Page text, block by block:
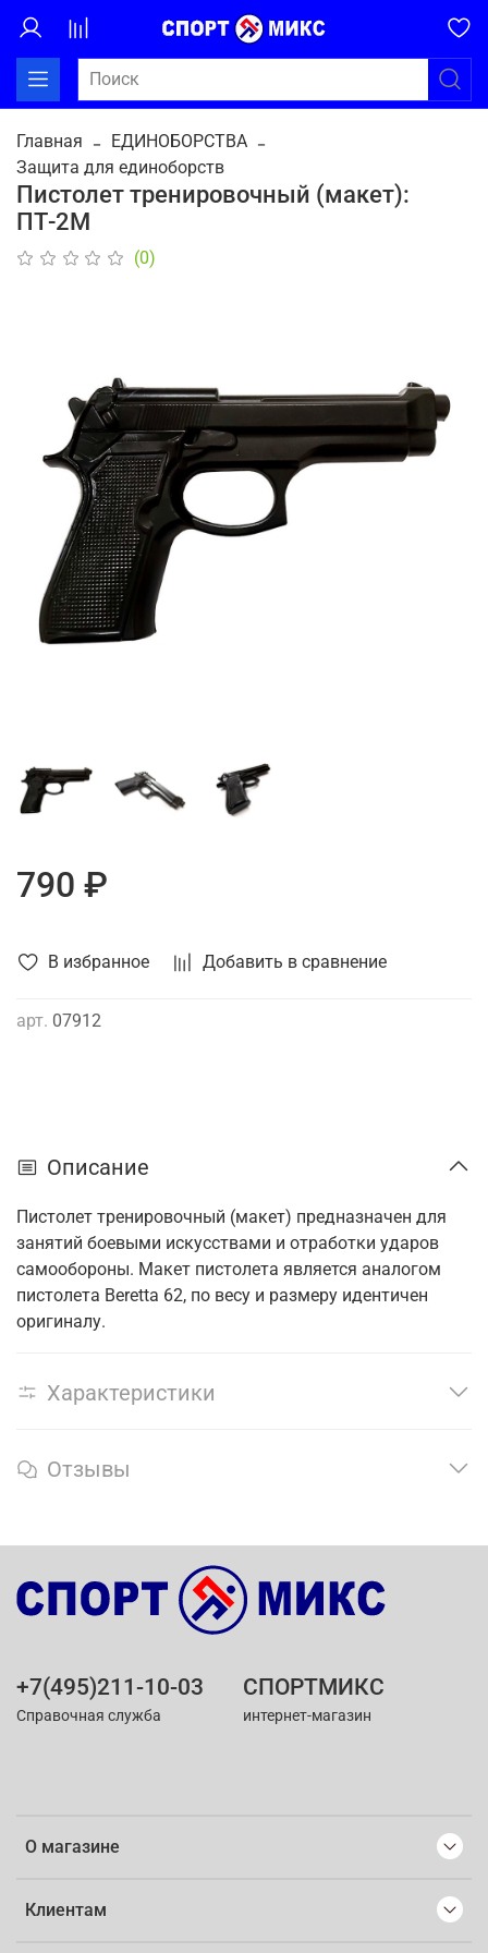
Главная
ЕДИНОБОРСТВА
Защита для единоборств
Пистолет тренировочный (макет):
ПТ-2М
(0)
В избранное Добавить в сравнение
арт. 07912
790 ₽
Описание
Пистолет тренировочный (макет) предназначен для
занятий боевыми искусствами и отработки ударов
самообороны. Макет пистолета является аналогом
пистолета Beretta 62, по весу и размеру идентичен
оригиналу.
Характеристики
Отзывы
О магазине
Клиентам
+7(495)211-10-03
Справочная служба
СПОРТМИКС
интернет-магазин